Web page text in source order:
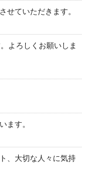
せていただきます。
よろしくお願いしま
ます。
、大切な人々に気持